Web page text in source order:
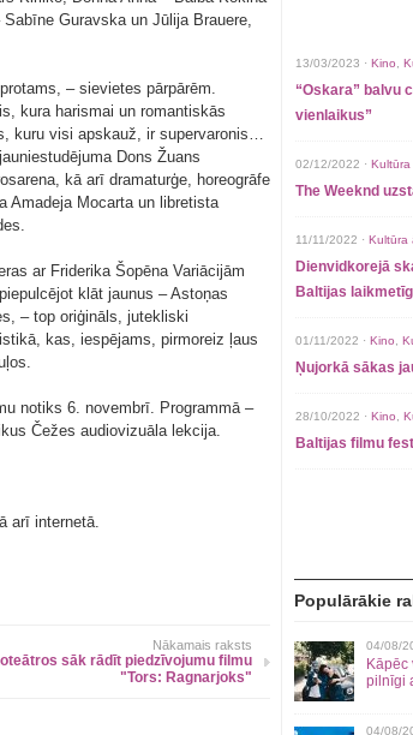
Guravska un Jūlija Brauere,
– sievietes pārpārēm.
kura harismai un romantiskās
kuru visi apskauž, ir supervaronis…
Dons Žuans
kā arī dramaturģe, horeogrāfe
Amadeja Mocarta un libretista
ar Friderika Šopēna Variācijām
klāt jaunus – Astoņas
– top oriģināls, jutekliski
kas, iespējams, pirmoreiz ļaus
notiks 6. novembrī. Programmā –
Čežes audiovizuāla lekcija.
arī internetā.
Nākamais raksts
sāk rādīt piedzīvojumu filmu
"Tors: Ragnarjoks"
13/03/2023 · Kino
“Oskara” balvu
vienlaikus”
02/12/2022 · Kultūra
The Weeknd
11/11/2022 · Kultūra
Dienvidkorejā
Baltijas
01/11/2022 · Kino
Ņujorkā sākas
28/10/2022 · Kino
Baltijas filmu
Populārākie
04/08/
pilnīgi
04/08/